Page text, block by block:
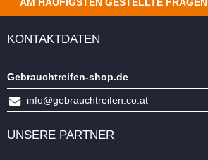
KONTAKTDATEN
Gebrauchtreifen-shop.de
info@gebrauchtreifen.co.at
UNSERE PARTNER